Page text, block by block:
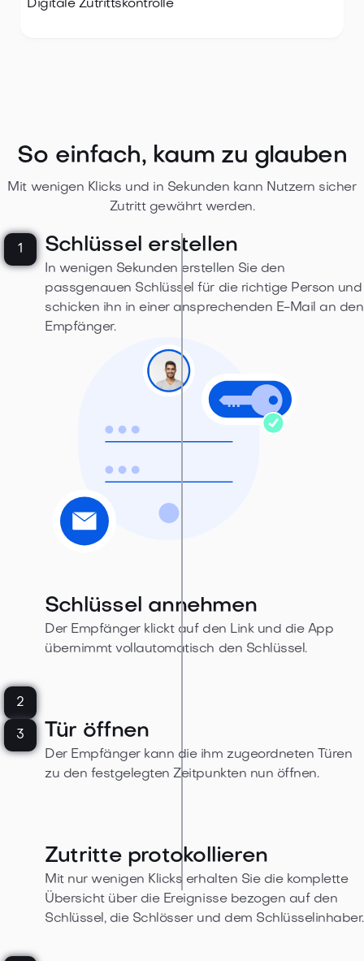
Digitale Zutrittskontrolle
So einfach, kaum zu glauben
Mit wenigen Klicks und in Sekunden kann Nutzern sicher
Zutritt gewährt werden.
Schlüssel erstellen
In wenigen Sekunden erstellen Sie den
passgenauen Schlüssel für die richtige Person und
schicken ihn in einer ansprechenden E-Mail an den
Empfänger.
1
2
Schlüssel annehmen
Der Empfänger klickt auf den Link und die App
übernimmt vollautomatisch den Schlüssel.
Tür öffnen
Der Empfänger kann die ihm zugeordneten Türen
zu den festgelegten Zeitpunkten nun öffnen.
3
Zutritte protokollieren
Mit nur wenigen Klicks erhalten Sie die komplette
Übersicht über die Ereignisse bezogen auf den
Schlüssel, die Schlösser und dem Schlüsselinhaber.